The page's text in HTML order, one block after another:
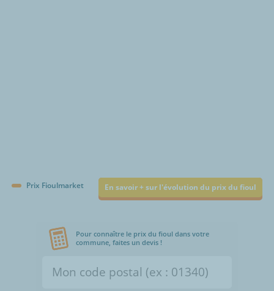
Prix Fioulmarket En savoir + sur l'évolution du prix du fioul
Pour connaître le prix du fioul dans votre
commune, faites un devis !